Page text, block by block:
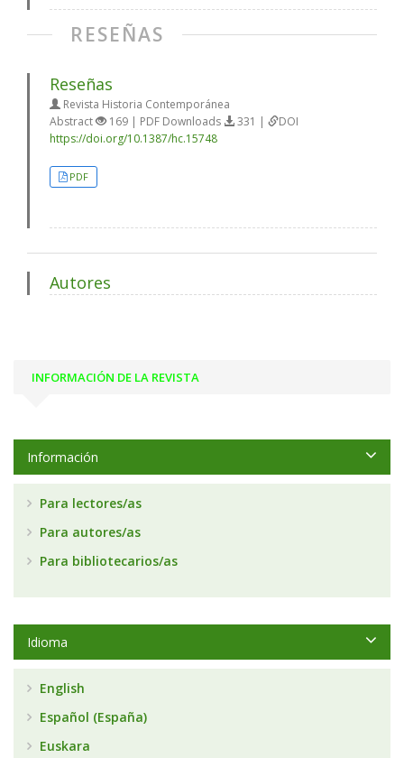
RESEÑAS
Reseñas
Revista Historia Contemporánea
Abstract
169 | PDF Downloads 331 |
DOI
https://doi.org/10.1387/hc.15748
PDF
Autores
INFORMACIÓN DE LA REVISTA
Información
Para lectores/as
Para autores/as
Para bibliotecarios/as
Idioma
English
Español (España)
Euskara